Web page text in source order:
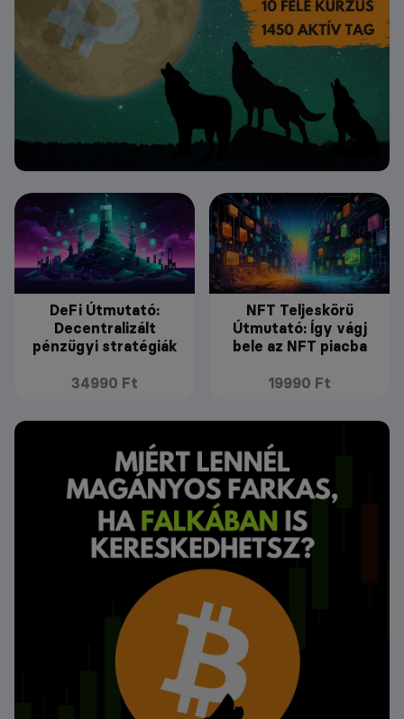
DeFi Útmutató:
Decentralizált
pénzügyi stratégiák
34990 Ft
NFT Teljeskörű
Útmutató: Így vágj
bele az NFT piacba
19990 Ft